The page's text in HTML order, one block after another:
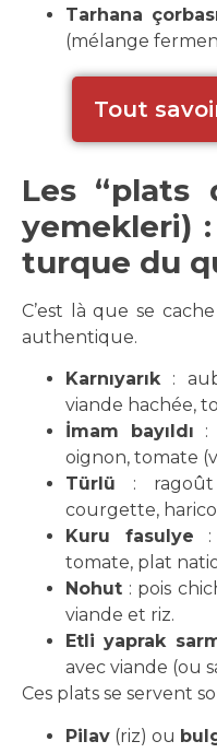
Tarhana
(mélange
Tout
Les “plats
yemekleri)
turque du
C’est là que se
authentique.
Karnıyarık:
viande hachée,
İmam bayıldı :
oignon, tomate
Türlü : ragoût
courgette,
Kuru fasulye :
tomate, plat
Nohut : pois
viande et riz.
Etli yaprak
avec viande (ou
Ces plats se servent
Pilav (riz) ou